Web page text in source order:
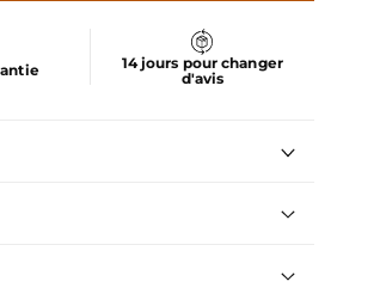
14 jours pour changer
d'avis